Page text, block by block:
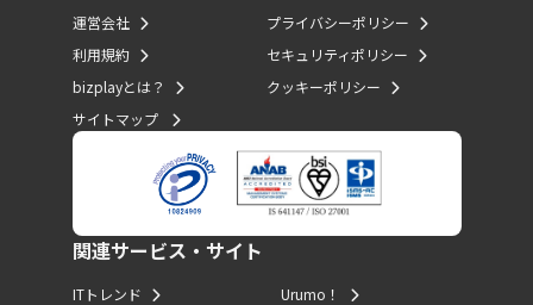
運営会社
利用規約
bizplayとは？
サイトマップ
プライバシーポリシー
セキュリティポリシー
クッキーポリシー
関連サービス・サイト
ITトレンド Urumo！